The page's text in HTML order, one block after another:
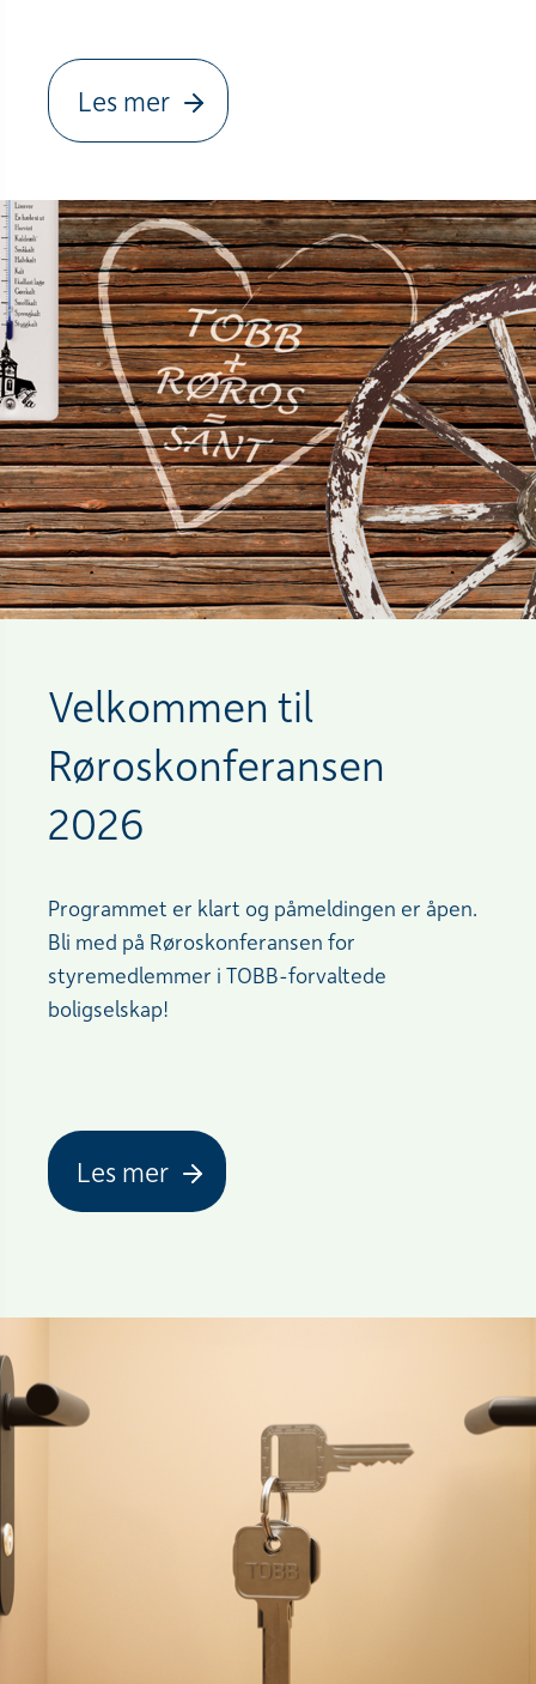
Les mer
Velkommen til
Røroskonferansen
2026
Programmet er klart og påmeldingen er åpen.
Bli med på Røroskonferansen for
styremedlemmer i TOBB-forvaltede
boligselskap!
Les mer